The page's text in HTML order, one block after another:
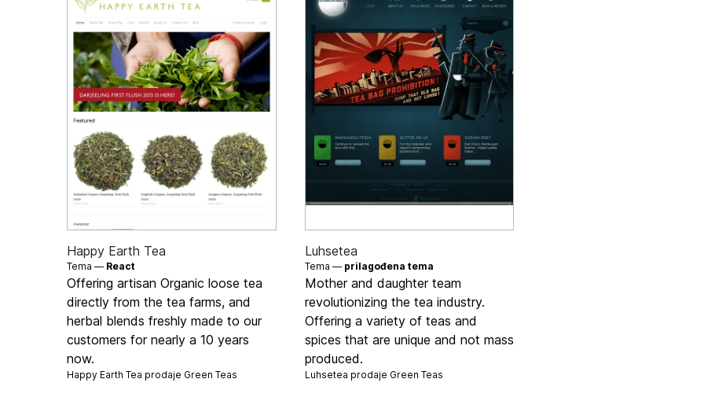
Happy Earth Tea
Tema — React
Offering artisan Organic loose tea
directly from the tea farms, and
herbal blends freshly made to our
customers for nearly a 10 years
now.
Happy Earth Tea prodaje Green Teas
Luhsetea
Tema — prilagođena tema
Mother and daughter team
revolutionizing the tea industry.
Offering a variety of teas and
spices that are unique and not mass
produced.
Luhsetea prodaje Green Teas